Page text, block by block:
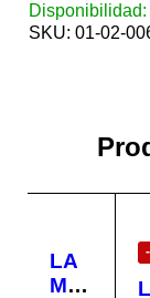
Disponibilidad:
SKU: 01-02-
LA
MP